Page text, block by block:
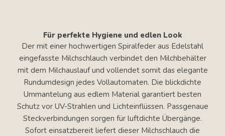
Für perfekte Hygiene und edlen Look
Der mit einer hochwertigen Spiralfeder aus Edelstahl
eingefasste Milchschlauch verbindet den Milchbehälter
mit dem Milchauslauf und vollendet somit das elegante
Rundumdesign jedes Vollautomaten. Die blickdichte
Ummantelung aus edlem Material garantiert besten
Schutz vor UV-Strahlen und Lichteinflüssen. Passgenaue
Steckverbindungen sorgen für luftdichte Übergänge.
Sofort einsatzbereit liefert dieser Milchschlauch die